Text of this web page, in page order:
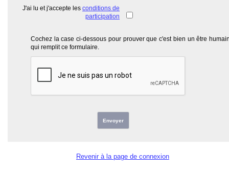
J'ai lu et j'accepte les conditions de
participation
Cochez la case ci-dessous pour prouver que c'est bien un être
qui remplit ce formulaire.
Envoyer
Revenir à la page de connexion